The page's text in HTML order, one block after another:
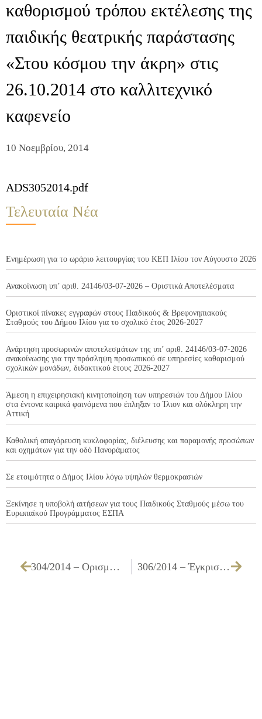
καθορισμού τρόπου εκτέλεσης της
παιδικής θεατρικής παράστασης
«Στου κόσμου την άκρη» στις
26.10.2014 στο καλλιτεχνικό
καφενείο
10 Νοεμβρίου, 2014
ADS3052014.pdf
Τελευταία Νέα
Ενημέρωση για το ωράριο λειτουργίας του ΚΕΠ Ιλίου τον Αύγουστο 2026
Ανακοίνωση υπ’ αριθ. 24146/03-07-2026 – Οριστικά Αποτελέσματα
Οριστικοί πίνακες εγγραφών στους Παιδικούς & Βρεφονηπιακούς
Σταθμούς του Δήμου Ιλίου για το σχολικό έτος 2026-2027
Ανάρτηση προσωρινών αποτελεσμάτων της υπ’ αριθ. 24146/03-07-2026
ανακοίνωσης για την πρόσληψη προσωπικού σε υπηρεσίες καθαρισμού
σχολικών μονάδων, διδακτικού έτους 2026-2027
Άμεση η επιχειρησιακή κινητοποίηση των υπηρεσιών του Δήμου Ιλίου
στα έντονα καιρικά φαινόμενα που έπληξαν το Ίλιον και ολόκληρη την
Αττική
Καθολική απαγόρευση κυκλοφορίας, διέλευσης και παραμονής προσώπων
και οχημάτων για την οδό Πανοράματος
Σε ετοιμότητα ο Δήμος Ιλίου λόγω υψηλών θερμοκρασιών
Ξεκίνησε η υποβολή αιτήσεων για τους Παιδικούς Σταθμούς μέσω του
Ευρωπαϊκού Προγράμματος ΕΣΠΑ
304/2014 – Ορισμός μελών Επιτροπής Διαχείρισης του Κοινωνικού Παντοπωλείου 306/2014 – Έγκριση πίστωσης και διάθεσης ποσού 1.291,50 €, τεχνικών προδιαγραφών και καθορισμού τρόπου εκτέλεσης της παιδικής θεατρικής παράστασης «μίλα, μήλα μαγικά» στις 02.11.2014 στο θέατρο «Μελίνα Μερκούρη»